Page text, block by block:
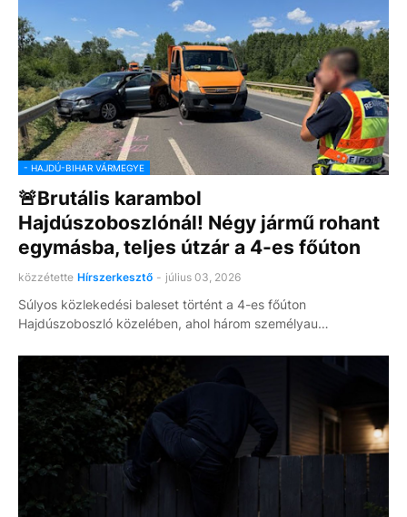
- HAJDÚ-BIHAR VÁRMEGYE
🚨Brutális karambol
Hajdúszoboszlónál! Négy jármű rohant
egymásba, teljes útzár a 4-es főúton
közzétette Hírszerkesztő - július 03, 2026
Súlyos közlekedési baleset történt a 4-es főúton
Hajdúszoboszló közelében, ahol három személyau…